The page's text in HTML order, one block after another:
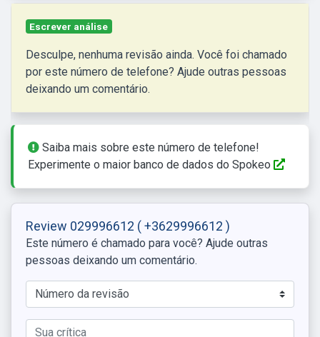
Escrever análise
Desculpe, nenhuma revisão ainda. Você foi chamado
por este número de telefone? Ajude outras pessoas
deixando um comentário.
Saiba mais sobre este número de telefone!
Experimente o maior banco de dados do Spokeo
Review 029996612 ( +3629996612 )
Este número é chamado para você? Ajude outras
pessoas deixando um comentário.